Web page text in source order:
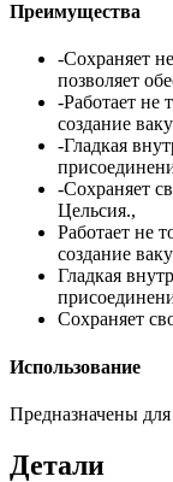
Преимущества
-Сохраняет
позволяет
-Работает не
создание
-Гладкая
-Сохраняет
Цельсия.,
Работает не
создание
Гладкая
Сохраняет
Использование
Предназначены
Детали